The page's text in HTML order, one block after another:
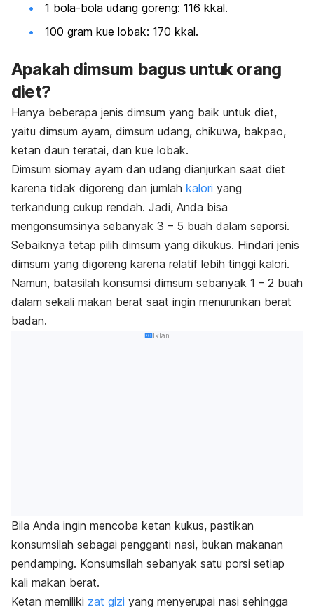
1 bola-bola udang goreng: 116 kkal.
100 gram kue lobak: 170 kkal.
Apakah dimsum bagus untuk orang
diet?
Hanya beberapa jenis dimsum yang baik untuk diet,
yaitu dimsum ayam, dimsum udang, chikuwa, bakpao,
ketan daun teratai, dan kue lobak.
Dimsum siomay ayam dan udang dianjurkan saat diet
karena tidak digoreng dan jumlah kalori yang
terkandung cukup rendah. Jadi, Anda bisa
mengonsumsinya sebanyak 3 – 5 buah dalam seporsi.
Sebaiknya tetap pilih dimsum yang dikukus. Hindari jenis
dimsum yang digoreng karena relatif lebih tinggi kalori.
Namun, batasilah konsumsi dimsum sebanyak 1 – 2 buah
dalam sekali makan berat saat ingin menurunkan berat
badan.
Iklan
Bila Anda ingin mencoba ketan kukus, pastikan
konsumsilah sebagai pengganti nasi, bukan makanan
pendamping. Konsumsilah sebanyak satu porsi setiap
kali makan berat.
Ketan memiliki zat gizi yang menyerupai nasi sehingga